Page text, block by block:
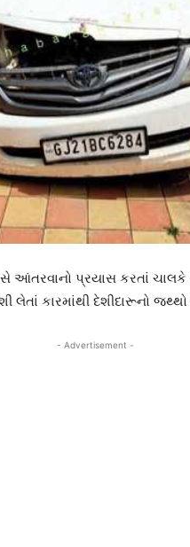
આંતરવાનો પ્રયાસ કરતાં ચાલકે
લેતાં કારમાંથી દેશીદારૂનો
- Advertisement -